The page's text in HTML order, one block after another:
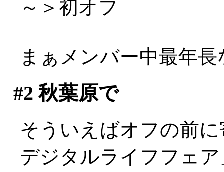
～＞初オフ
まぁメンバー中最年
#2 秋葉原で
そういえばオフの前
デジタルライフフェ